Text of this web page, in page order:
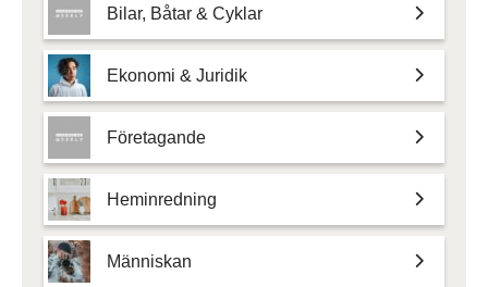
Bilar, Båtar & Cyklar
Ekonomi & Juridik
Företagande
Heminredning
Människan